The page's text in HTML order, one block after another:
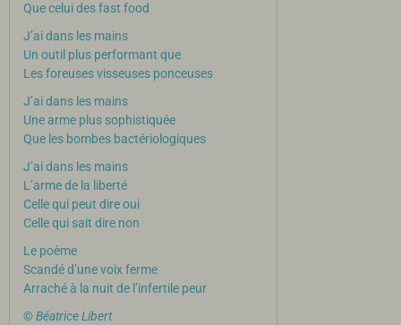
Que celui des fast food
J’ai dans les mains
Un outil plus performant que
Les foreuses visseuses ponceuses
J’ai dans les mains
Une arme plus sophistiquée
Que les bombes bactériologiques
J’ai dans les mains
L’arme de la liberté
Celle qui peut dire oui
Celle qui sait dire non
Le poème
Scandé d’une voix ferme
Arraché à la nuit de l’infertile peur
©Béatrice Libert